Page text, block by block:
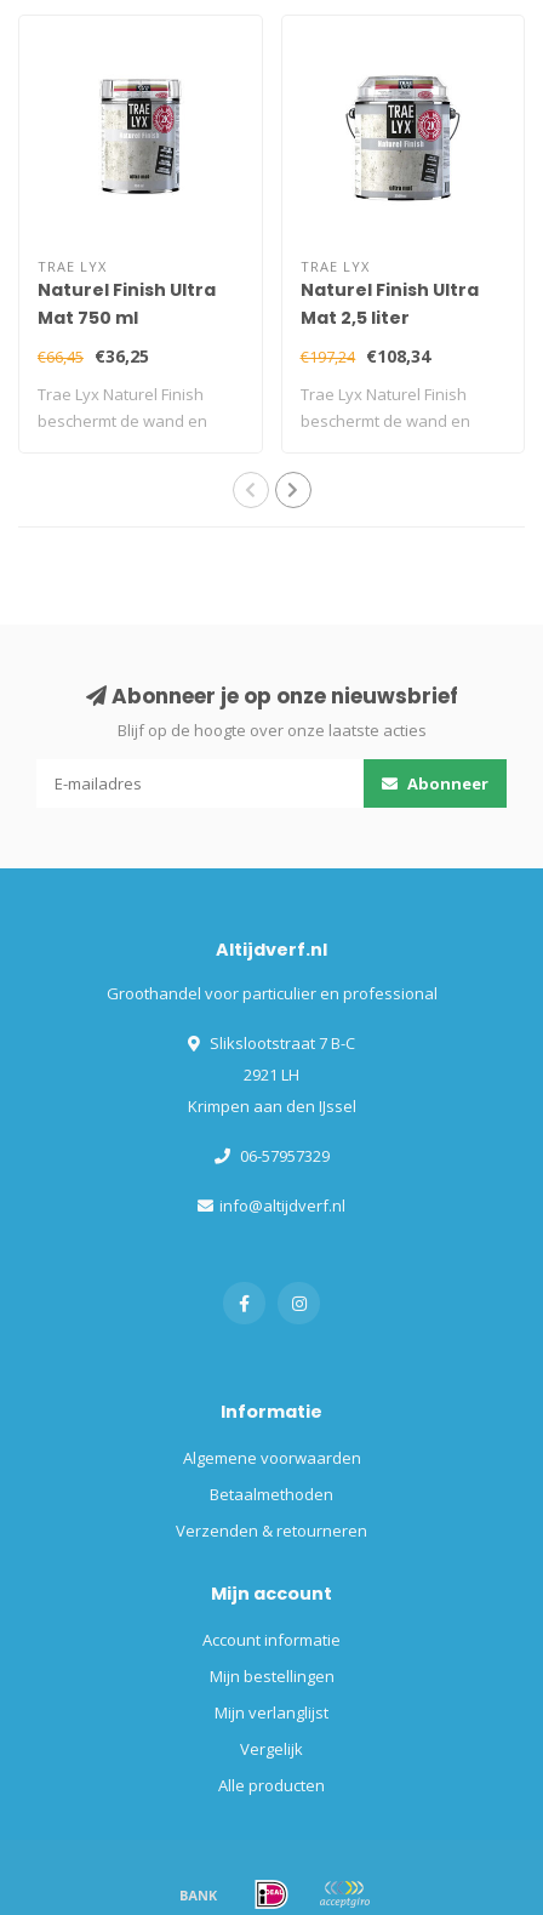
TRAE LYX
Naturel Finish Ultra
Mat 750 ml
€66,45 €36,25
Trae Lyx Naturel Finish
beschermt de wand en
TRAE LYX
Naturel Finish Ultra
Mat 2,5 liter
€197,24 €108,34
Trae Lyx Naturel Finish
beschermt de wand en
Abonneer je op onze nieuwsbrief
Blijf op de hoogte over onze laatste acties
Abonneer
Altijdverf.nl
Groothandel voor particulier en professional
Slikslootstraat 7 B-C
2921 LH
Krimpen aan den IJssel
06-57957329
info@altijdverf.nl
Informatie
Algemene voorwaarden
Betaalmethoden
Verzenden & retourneren
Mijn account
Account informatie
Mijn bestellingen
Mijn verlanglijst
Vergelijk
Alle producten